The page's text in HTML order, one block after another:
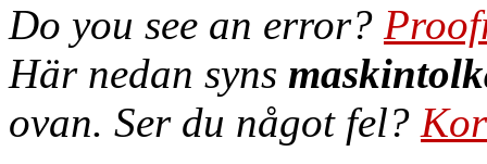
Do you see an error?
Här nedan syns
ovan. Ser du något fel?